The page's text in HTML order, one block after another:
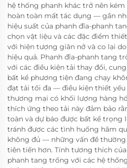
hệ thống phanh khác trở nên
hoàn toàn mất tác dụng — gần
hiệu suất của phanh đĩa-phanh
chọn vật liệu và các đặc điểm
với hiện tượng giãn nở và co lại
hiệu quả. Phanh đĩa-phanh tang
với các điều kiện tải thay đổi,
bất kể phương tiện đang chạy
đạt tải tối đa — điều kiện thiết
thương mại có khối lượng hàng
thích ứng theo tải này đảm bảo
toàn và dự báo được bất kể trọng
tránh được các tình huống hãm
không đủ — những vấn đề
tiên tiến hơn. Tính tương thích
phanh tang trống với các hệ